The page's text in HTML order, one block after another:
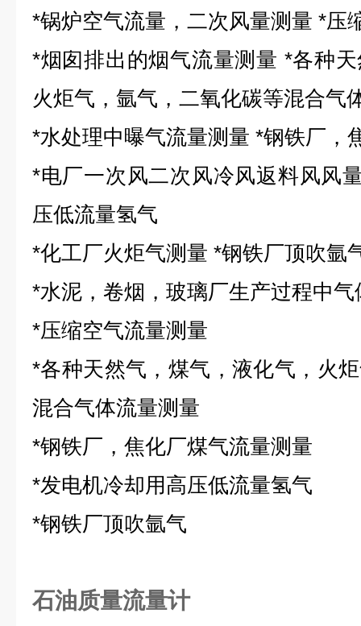
*锅炉空气流量，二次风量测量 *压
*烟囱排出的烟气流量测量 *各种
火炬气，氩气，二氧化碳等混合气
*水处理中曝气流量测量 *钢铁厂，
*电厂一次风二次风冷风返料风风
压低流量氢气
*化工厂火炬气测量 *钢铁厂顶吹氩
*水泥，卷烟，玻璃厂生产过程中
*压缩空气流量测量
*各种天然气，煤气，液化气，火
混合气体流量测量
*钢铁厂，焦化厂煤气流量测量
*发电机冷却用高压低流量氢气
*钢铁厂顶吹氩气
石油质量流量计